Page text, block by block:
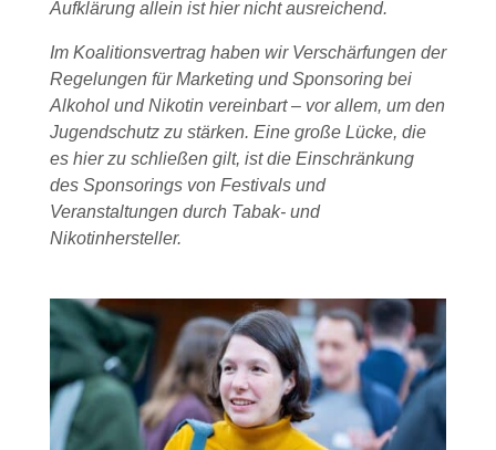
Aufklärung allein ist hier nicht ausreichend.
Im Koalitionsvertrag haben wir Verschärfungen der
Regelungen für Marketing und Sponsoring bei
Alkohol und Nikotin vereinbart – vor allem, um den
Jugendschutz zu stärken. Eine große Lücke, die
es hier zu schließen gilt, ist die Einschränkung
des Sponsorings von Festivals und
Veranstaltungen durch Tabak- und
Nikotinhersteller.